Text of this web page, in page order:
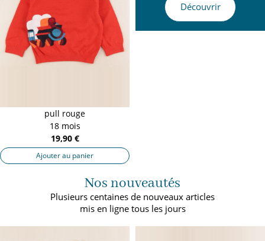
pull rouge
18 mois
19,90 €
Ajouter au panier
Découvrir
Nos nouveautés
Plusieurs centaines de nouveaux articles
mis en ligne tous les jours